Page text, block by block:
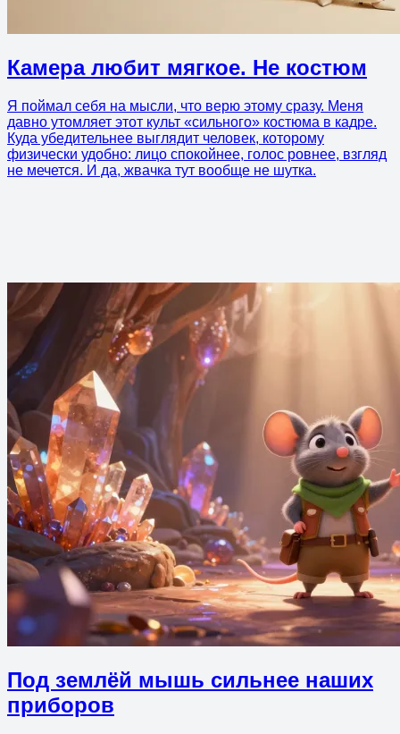
Камера любит мягкое. Не костюм
Я поймал себя на мысли, что верю этому сразу. Меня
давно утомляет этот культ «сильного» костюма в кадре.
Куда убедительнее выглядит человек, которому
физически удобно: лицо спокойнее, голос ровнее, взгляд
не мечется. И да, жвачка тут вообще не шутка.
Под землёй мышь сильнее наших
приборов